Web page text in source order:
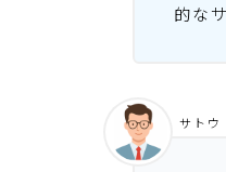
的な
サトウ